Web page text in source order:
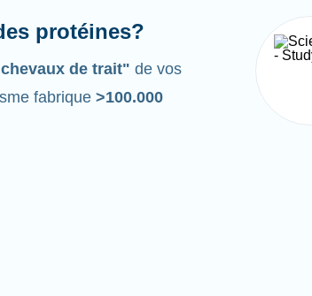
protéines?
de trait" de vos
fabrique >100.000